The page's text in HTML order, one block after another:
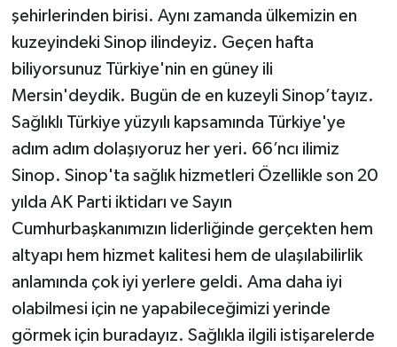
şehirlerinden birisi. Aynı zamanda ülkemizin en
kuzeyindeki Sinop ilindeyiz. Geçen hafta
biliyorsunuz Türkiye'nin en güney ili
Mersin'deydik. Bugün de en kuzeyli Sinop’tayız.
Sağlıklı Türkiye yüzyılı kapsamında Türkiye'ye
adım adım dolaşıyoruz her yeri. 66’ncı ilimiz
Sinop. Sinop'ta sağlık hizmetleri Özellikle son 20
yılda AK Parti iktidarı ve Sayın
Cumhurbaşkanımızın liderliğinde gerçekten hem
altyapı hem hizmet kalitesi hem de ulaşılabilirlik
anlamında çok iyi yerlere geldi. Ama daha iyi
olabilmesi için ne yapabileceğimizi yerinde
görmek için buradayız. Sağlıkla ilgili istişarelerde